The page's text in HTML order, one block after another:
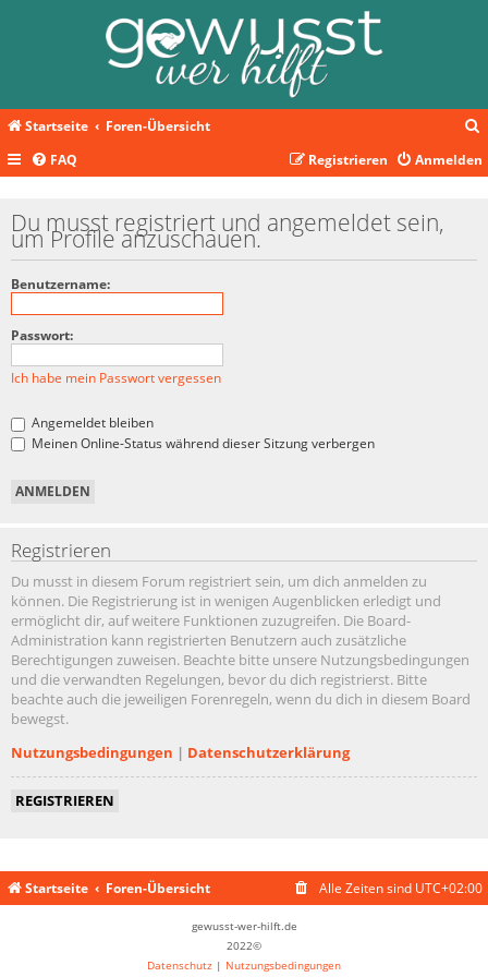
Startseite Foren-Übersicht
c
FAQ Anmelden
Registrieren
Du musst registriert und angemeldet sein,
um Profile anzuschauen.
Benutzername:
Passwort:
Ich habe mein Passwort vergessen
Angemeldet bleiben
Meinen Online-Status während dieser Sitzung verbergen
Registrieren
Du musst in diesem Forum registriert sein, um dich anmelden zu
können. Die Registrierung ist in wenigen Augenblicken erledigt und
ermöglicht dir, auf weitere Funktionen zuzugreifen. Die Board-
Administration kann registrierten Benutzern auch zusätzliche
Berechtigungen zuweisen. Beachte bitte unsere Nutzungsbedingungen
und die verwandten Regelungen, bevor du dich registrierst. Bitte
beachte auch die jeweiligen Forenregeln, wenn du dich in diesem Board
bewegst.
Nutzungsbedingungen | Datenschutzerklärung
REGISTRIEREN
Startseite Foren-Übersicht Alle Zeiten sind UTC+02:00
gewusst-wer-hilft.de
2022©
Datenschutz | Nutzungsbedingungen